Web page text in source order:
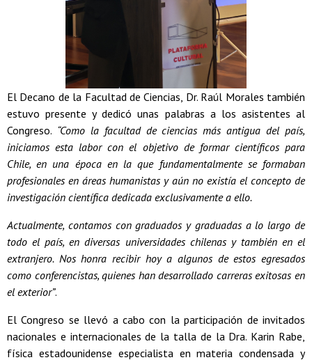
El Decano de la Facultad de Ciencias, Dr. Raúl Morales también
estuvo presente y dedicó unas palabras a los asistentes al
Congreso. “Como la facultad de ciencias más antigua del país,
iniciamos esta labor con el objetivo de formar científicos para
Chile, en una época en la que fundamentalmente se formaban
profesionales en áreas humanistas y aún no existía el concepto de
investigación científica dedicada exclusivamente a ello.
Actualmente, contamos con graduados y graduadas a lo largo de
todo el país, en diversas universidades chilenas y también en el
extranjero. Nos honra recibir hoy a algunos de estos egresados
como conferencistas, quienes han desarrollado carreras exitosas en
el exterior”.
El Congreso se llevó a cabo con la participación de invitados
nacionales e internacionales de la talla de la Dra. Karin Rabe,
física estadounidense especialista en materia condensada y